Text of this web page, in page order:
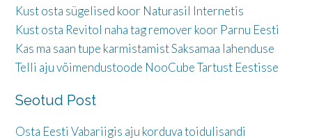
Kust osta sügelised koor Naturasil Internetis
Kust osta Revitol naha tag remover koor Parnu Eesti
Kas ma saan tupe karmistamist Saksamaa lahenduse
Telli aju võimendustoode NooCube Tartust Eestisse
Seotud Post
Osta Eesti Vabariigis aju korduva toidulisandi